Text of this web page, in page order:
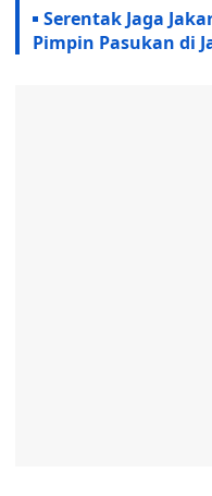
Serentak Jaga
Pimpin Pasukan di